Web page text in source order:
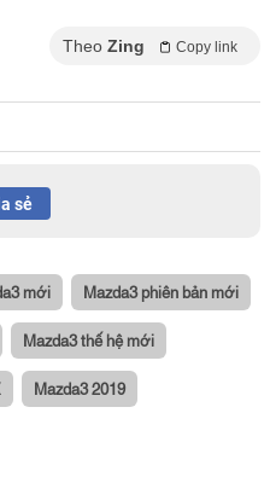
Theo Zing Copy link
sẻ
mới Mazda3 phiên bản mới
Mazda3 thế hệ mới
Mazda3 2019